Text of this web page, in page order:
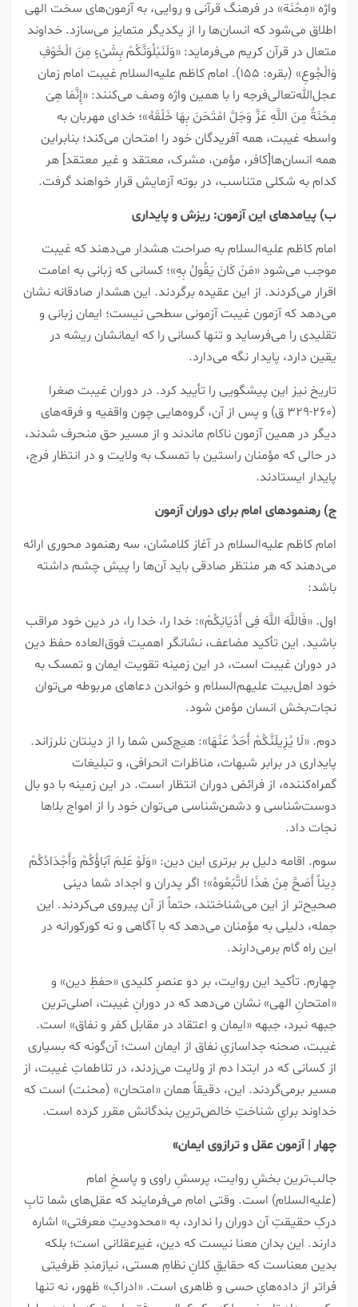
واژه «مِحْنَة» در فرهنگ قرآنی و روایی، به آزمون‌های سخت الهی
اطلاق می‌شود که انسان‌ها را از یکدیگر متمایز می‌سازد. خداوند
متعال در قرآن کریم می‌فرماید: «وَلَنَبْلُوَنَّکُمْ بِشَیْءٍ مِنَ الْخَوْفِ
وَالْجُوعِ» (بقره: ۱۵۵). امام کاظم علیه‌السلام غیبت امام زمان
عجل‌الله‌تعالی‌فرجه را با همین واژه وصف می‌کنند: «إِنَّمَا هِیَ
مِحْنَةٌ مِنَ اللَّهِ عَزَّ وَجَلَّ امْتَحَنَ بِهَا خَلْقَهُ»؛ خدای مهربان به
واسطه غیبت، همه آفریدگان خود را امتحان می‌کند؛ بنابراین
همه انسان‌ها[کافر، مؤمن، مشرک، معتقد و غیر معتقد] هر
کدام به شکلی متناسب، در بوته آزمایش قرار خواهند گرفت.
ب) پیامدهای این آزمون: ریزش و پایداری
امام کاظم علیه‌السلام به صراحت هشدار می‌دهند که غیبت
موجب می‌شود «مَنْ کَانَ یَقُولُ بِهِ»؛ کسانی که زبانی به امامت
اقرار می‌کردند. از این عقیده برگردند. این هشدار صادقانه نشان
می‌دهد که آزمون غیبت آزمونی سطحی نیست؛ ایمان زبانی و
تقلیدی را می‌فرساید و تنها کسانی را که ایمانشان ریشه در
یقین دارد، پایدار نگه می‌دارد.
تاریخ نیز این پیشگویی را تأیید کرد. در دوران غیبت صغرا
(۲۶۰-۳۲۹ ق) و پس از آن، گروه‌هایی چون واقفیه و فرقه‌های
دیگر در همین آزمون ناکام ماندند و از مسیر حق منحرف شدند،
در حالی که مؤمنان راستین با تمسک به ولایت و در انتظار فرج،
پایدار ایستادند.
ج) رهنمودهای امام برای دوران آزمون
امام کاظم علیه‌السلام در آغاز کلامشان، سه رهنمود محوری ارائه
می‌دهند که هر منتظر صادقی باید آن‌ها را پیش چشم داشته
باشد:
اول. «فَاللَّهَ اللَّهَ فِی أَدْیَانِکُمْ»: خدا را، خدا را، در دین خود مراقب
باشید. این تأکید مضاعف، نشانگر اهمیت فوق‌العاده حفظ دین
در دوران غیبت است، در این زمینه تقویت ایمان و تمسک به
خود اهل‌بیت علیهم‌السلام و خواندن دعاهای مربوطه می‌توان
نجات‌بخش انسان مؤمن شود.
دوم. «لَا یُزِیلَنَّکُمْ أَحَدٌ عَنْهَا»: هیچ‌کس شما را از دینتان نلرزاند.
پایداری در برابر شبهات، مناظرات انحرافی، و تبلیغات
گمراه‌کننده، از فرائض دوران انتظار است. در این زمینه با دو بال
دوست‌شناسی و دشمن‌شناسی می‌توان خود را از امواج بلاها
نجات داد.
سوم. اقامه دلیل بر برتری این دین: «وَلَوْ عَلِمَ آبَاؤُکُمْ وَأَجْدَادُکُمْ
دِیناً أَصَحَّ مِنْ هَذَا لَاتَّبَعُوهُ»؛ اگر پدران و اجداد شما دینی
صحیح‌تر از این می‌شناختند، حتماً از آن پیروی می‌کردند. این
جمله، دلیلی به مؤمنان می‌دهد که با آگاهی و نه کورکورانه در
این راه گام برمی‌دارند.
چهارم. تأکید این روایت، بر دو عنصرِ کلیدی «حفظِ دین» و
«امتحانِ الهی» نشان می‌دهد که در دورانِ غیبت، اصلی‌ترین
جبهه‌ نبرد، جبهه «ایمان و اعتقاد در مقابل کفر و نفاق» است.
غیبت، صحنه جداسازیِ نفاق از ایمان است؛ آن‌گونه که بسیاری
از کسانی که در ابتدا دم از ولایت می‌زدند، در تلاطماتِ غیبت، از
مسیر برمی‌گردند. این، دقیقاً همان «امتحان» (محنت) است که
خداوند برایِ شناختِ خالص‌ترین بندگانش مقرر کرده است.
چهار | آزمون عقل و ترازوی ایمان»
جالب‌ترین بخشِ روایت، پرسشِ راوی و پاسخِ امام
(علیه‌السلام) است. وقتی امام می‌فرمایند که عقل‌های شما تابِ
درکِ حقیقتِ آن دوران را ندارد، به «محدودیتِ معرفتی» اشاره
دارند. این بدان معنا نیست که دین، غیرعقلانی است؛ بلکه
بدین معناست که حقایقِ کلانِ نظامِ هستی، نیازمندِ ظرفیتی
فراتر از داده‌هایِ حسی و ظاهری است. «ادراکِ» ظهور، نه تنها